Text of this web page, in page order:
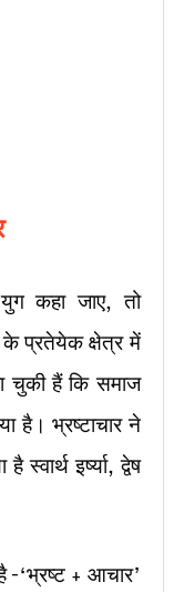
कहा जाए, तो
के प्रतेयेक क्षेत्र में
चुकीहैं कि समाज
है। भ्रष्टाचार ने
इर्ष्या, द्वेष
–‘भ्रष्ट + आचार’